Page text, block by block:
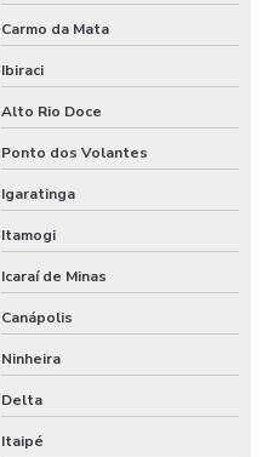
Carmo da Mata
Ibiraci
Alto Rio Doce
Ponto dos Volantes
Igaratinga
Itamogi
Icaraí de Minas
Canápolis
Ninheira
Delta
Itaipé